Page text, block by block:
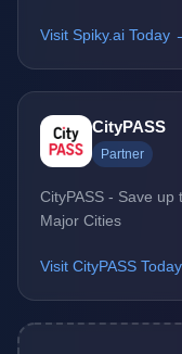
Visit Spiky.ai Today
CityPASS
Partner
CityPASS - Save up
Major Cities
Visit CityPASS